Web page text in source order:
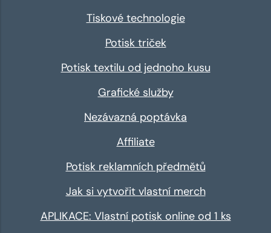
Tiskové technologie
Potisk triček
Potisk textilu od jednoho kusu
Grafické služby
Nezávazná poptávka
Affiliate
Potisk reklamních předmětů
Jak si vytvořit vlastní merch
APLIKACE: Vlastní potisk online od 1 ks